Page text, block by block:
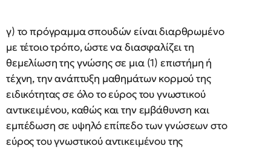
γ) το πρόγραμμα σπουδών είναι διαρθρωμένο
με τέτοιο τρόπο, ώστε να διασφαλίζει τη
θεμελίωση της γνώσης σε μια (1) επιστήμη ή
τέχνη, την ανάπτυξη μαθημάτων κορμού της
ειδικότητας σε όλο το εύρος του γνωστικού
αντικειμένου, καθώς και την εμβάθυνση και
εμπέδωση σε υψηλό επίπεδο των γνώσεων στο
εύρος του γνωστικού αντικειμένου της